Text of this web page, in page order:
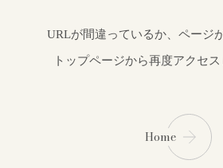
URLが間違っているか、ページ
トップページから再度アクセス
Home